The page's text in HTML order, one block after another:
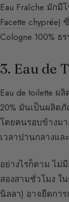
Eau Fraîche มักมี
Facette chyprée)
Cologne 100% ธ
3. Eau de
Eau de toilette ผ
20% มันเป็นผลิต
โดยคนรอบข้างม
เวลาปานกลางและ
อย่างไรก็ตาม ไ
สองสามชั่วโมง ใ
นิลลา) อาจยืดกา